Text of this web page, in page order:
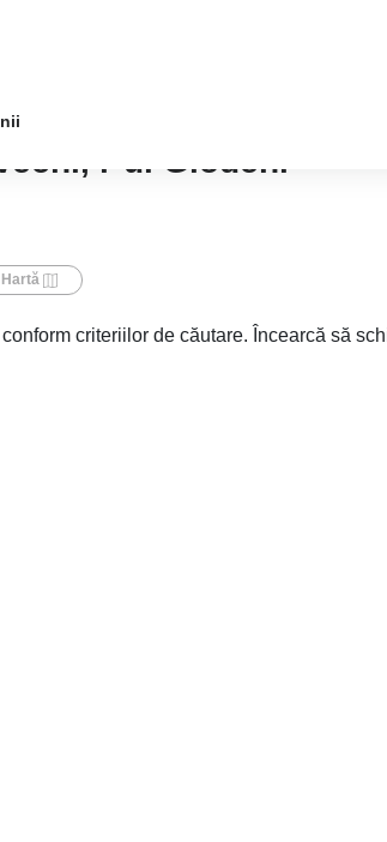
r-ul Glodeni
Hartă
criteriilor de căutare. Încearcă să